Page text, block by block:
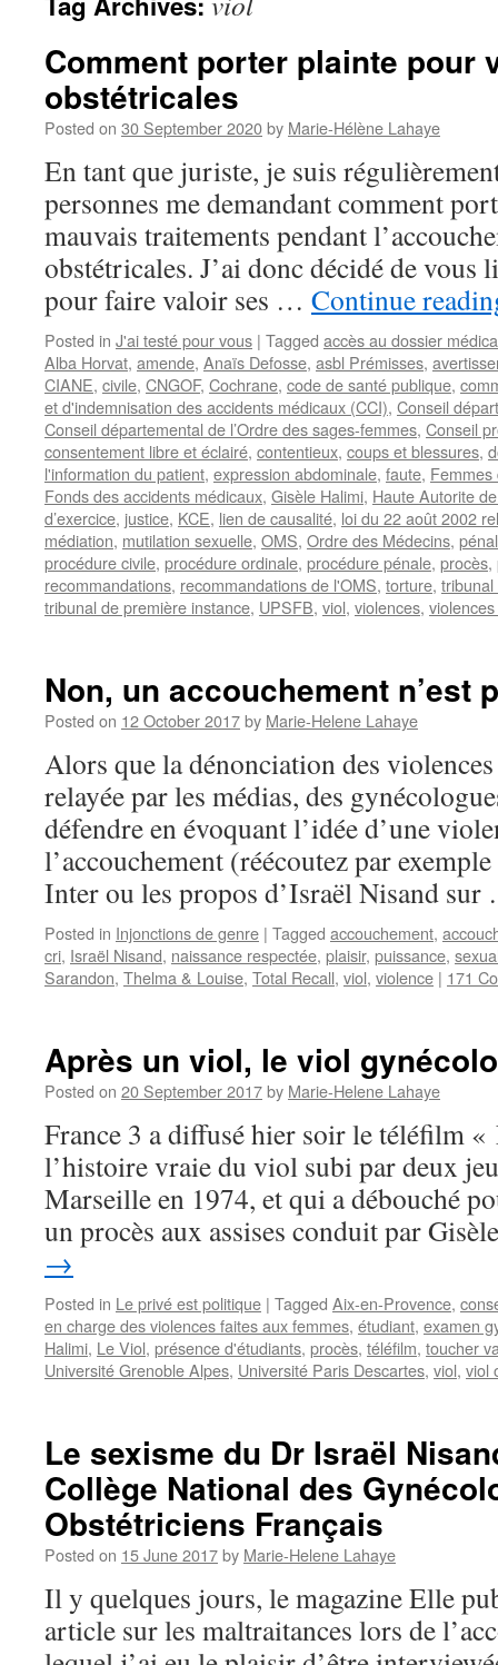
Comment porter plainte pour
obstétricales
Posted on 30 September 2020by Marie-Hélène Lahaye
En tant que juriste, je suis
personnes me demandant comment
mauvais traitements pendant
obstétricales. J’ai donc décidé de
pour faire valoir ses … Continue
Posted in J'ai testé pour vous | Tagged accès au dossier
Alba Horvat, amende, Anaïs Defosse, asbl Prémisses,
CIANE, civile, CNGOF, Cochrane, code de santé publique,
et d'indemnisation des accidents médicaux (CCI), Conseil
Conseil départemental de l’Ordre des sages-femmes, Conseil
consentement libre et éclairé, contentieux, coups et blessures,
l'information du patient, expression abdominale, faute, Femmes
Fonds des accidents médicaux, Gisèle Halimi, Haute Autorite
d’exercice, justice, KCE, lien de causalité, loi du 22 août 2002
médiation, mutilation sexuelle, OMS, Ordre des Médecins, pénal
procédure civile, procédure ordinale, procédure pénale, procès,
recommandations, recommandations de l'OMS, torture,
tribunal de première instance, UPSFB, viol, violences,
Non, un accouchement n’est
Posted on 12 October 2017by Marie-Helene Lahaye
Alors que la dénonciation des
relayée par les médias, des
défendre en évoquant l’idée d’une
l’accouchement (réécoutez par
Inter ou les propos d’Israël Nisand
Posted in Injonctions de genre | Tagged accouchement,
cri, Israël Nisand, naissance respectée, plaisir, puissance,
Sarandon, Thelma & Louise, Total Recall, viol, violence | 171
Après un viol, le viol
Posted on 20 September 2017by Marie-Helene Lahaye
France 3 a diffusé hier soir le téléfilm
l’histoire vraie du viol subi par deux
Marseille en 1974, et qui a débouché
un procès aux assises conduit par
→
Posted in Le privé est politique | Tagged Aix-en-Provence,
en charge des violences faites aux femmes, étudiant, examen
Halimi, Le Viol, présence d'étudiants, procès, téléfilm, toucher
Université Grenoble Alpes, Université Paris Descartes, viol, viol
Le sexisme du Dr Israël
Collège National des
Obstétriciens Français
Posted on 15 June 2017by Marie-Helene Lahaye
Il y quelques jours, le magazine Elle
article sur les maltraitances lors de